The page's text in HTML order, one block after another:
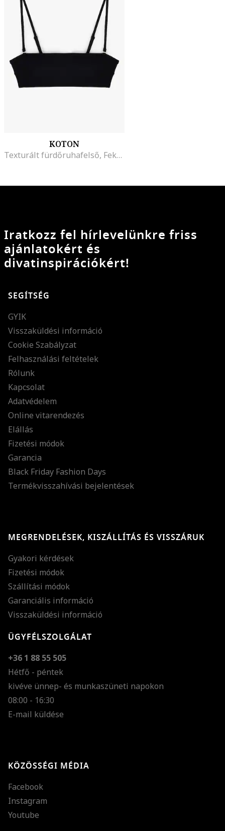
KOTON
Texturált fürdőruhafelső, Fekete
Iratkozz fel hírlevelünkre friss
ajánlatokért és
divatinspirációkért!
SEGÍTSÉG
GYIK
Visszaküldési információ
Cookie Szabályzat
Felhasználási feltételek
Rólunk
Kapcsolat
Adatvédelem
Online vitarendezés
Elállás
Fizetési módok
Garancia
Black Friday Fashion Days
Termékvisszahívási bejelentések
MEGRENDELÉSEK, KISZÁLLÍTÁS ÉS VISSZÁRUK
Gyakori kérdések
Fizetési módok
Szállítási módok
Garanciális információ
Visszaküldési információ
ÜGYFÉLSZOLGÁLAT
+36 1 88 55 505
Hétfő - péntek
kivéve ünnep- és munkaszüneti napokon
08:00 - 16:30
E-mail küldése
KÖZÖSSÉGI MÉDIA
Facebook
Instagram
Youtube